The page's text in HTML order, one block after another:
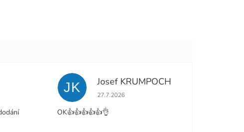
je 5 z 5 hvězdiček.
JK Josef KRUMPOCH
Hodnocení obchodu je 5 z 5 hvězdiček.
27.7.2026
OK👍👍👍👍👍👌